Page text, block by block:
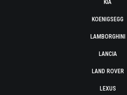
KIA
KOENIGSEGG
LAMBORGHINI
LANCIA
LAND ROVER
LEXUS